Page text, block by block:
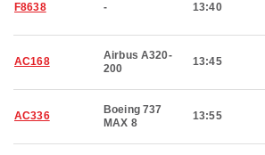
F8638 - 13:40
AC168
Airbus A320-
200
13:45
AC336
Boeing 737
MAX 8
13:55